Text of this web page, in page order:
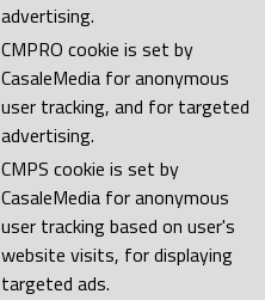
advertising.
CMPRO cookie is set by
CasaleMedia for anonymous
user tracking, and for targeted
advertising.
CMPS cookie is set by
CasaleMedia for anonymous
user tracking based on user's
website visits, for displaying
targeted ads.